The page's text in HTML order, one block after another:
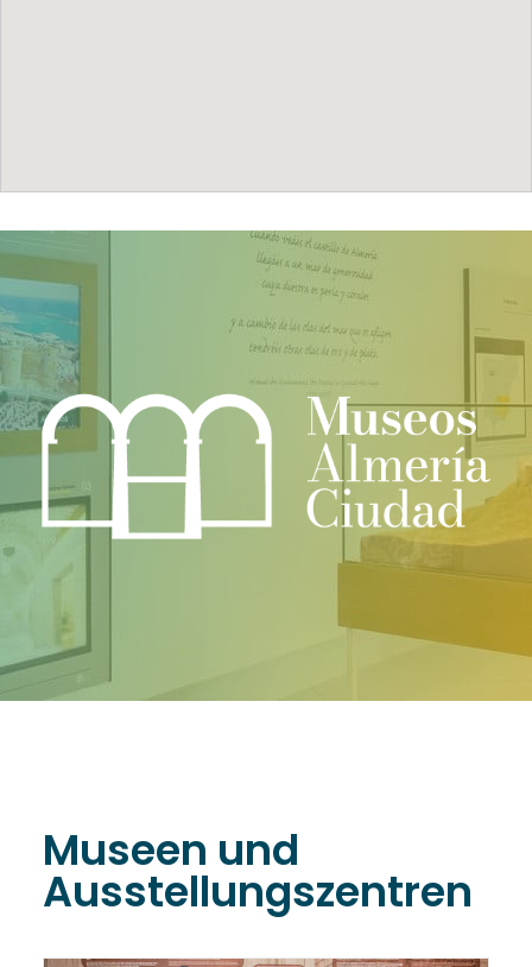
Museen und
Ausstellungszentren